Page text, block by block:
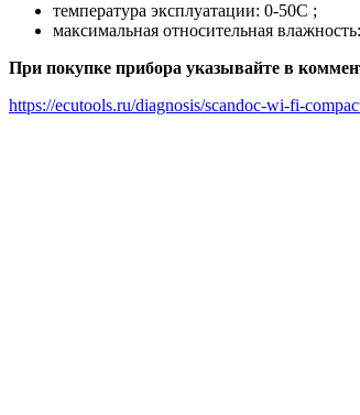
температура эксплуатации: 0-50С ;
максимальная относительная
При покупке прибора указывайте в
https://ecutools.ru/diagnosis/scandoc-wi-fi-